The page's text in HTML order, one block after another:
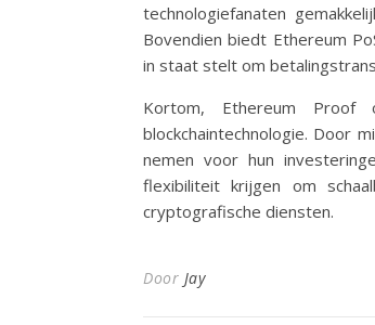
technologiefanaten
Bovendien biedt Ethereum
in staat stelt om
Kortom, Ethereum
blockchaintechnologie. Door
nemen voor hun
flexibiliteit krijgen om
cryptografische diensten.
Door Jay